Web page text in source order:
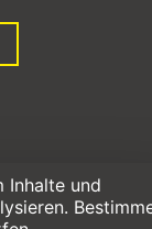
Inhalte und